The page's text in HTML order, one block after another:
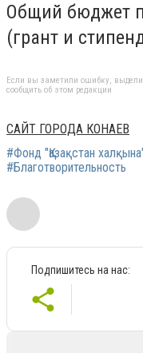
Общий бюджет
(грант и
Если вы заметили ошибку,
сообщить об этом редакции
САЙТ ГОРОДА КОНАЕВ
#Фонд "Қазақстан
#Благотворительность
Подпишитесь на нас: